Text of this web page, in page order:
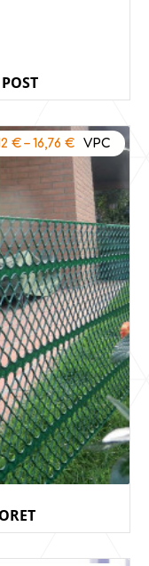
€– 16,76 €